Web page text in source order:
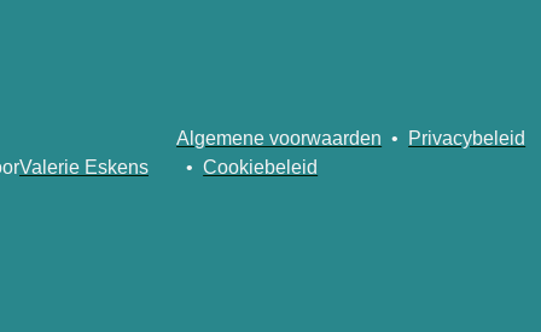
Valerie Eskens
Algemene voorwaarden •
Privacybeleid
•Cookiebeleid